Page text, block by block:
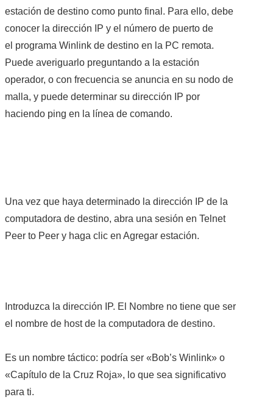
estación de destino como punto final. Para ello, debe
conocer la dirección IP y el número de puerto de
el programa Winlink de destino en la PC remota.
Puede averiguarlo preguntando a la estación
operador, o con frecuencia se anuncia en su nodo de
malla, y puede determinar su dirección IP por
haciendo ping en la línea de comando.
Una vez que haya determinado la dirección IP de la
computadora de destino, abra una sesión en Telnet
Peer to Peer y haga clic en Agregar estación.
Introduzca la dirección IP. El Nombre no tiene que ser
el nombre de host de la computadora de destino.
Es un nombre táctico: podría ser «Bob’s Winlink» o
«Capítulo de la Cruz Roja», lo que sea significativo
para ti.